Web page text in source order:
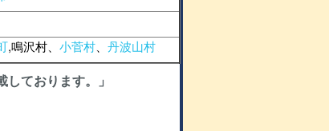
,鳴沢村、 小菅村 丹波山村
ております。」